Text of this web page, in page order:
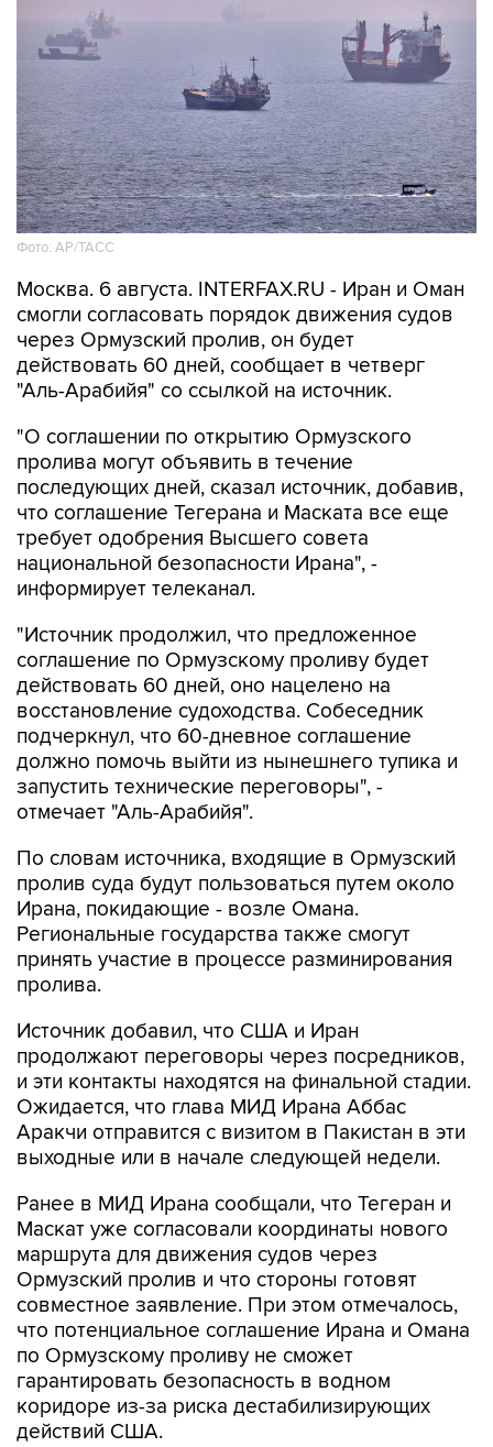
Фото: AP/ТАСС
Москва. 6 августа. INTERFAX.RU - Иран и Оман
смогли согласовать порядок движения судов
через Ормузский пролив, он будет
действовать 60 дней, сообщает в четверг
"Аль-Арабийя" со ссылкой на источник.
"О соглашении по открытию Ормузского
пролива могут объявить в течение
последующих дней, сказал источник, добавив,
что соглашение Тегерана и Маската все еще
требует одобрения Высшего совета
национальной безопасности Ирана", -
информирует телеканал.
"Источник продолжил, что предложенное
соглашение по Ормузскому проливу будет
действовать 60 дней, оно нацелено на
восстановление судоходства. Собеседник
подчеркнул, что 60-дневное соглашение
должно помочь выйти из нынешнего тупика и
запустить технические переговоры", -
отмечает "Аль-Арабийя".
По словам источника, входящие в Ормузский
пролив суда будут пользоваться путем около
Ирана, покидающие - возле Омана.
Региональные государства также смогут
принять участие в процессе разминирования
пролива.
Источник добавил, что США и Иран
продолжают переговоры через посредников,
и эти контакты находятся на финальной стадии.
Ожидается, что глава МИД Ирана Аббас
Аракчи отправится с визитом в Пакистан в эти
выходные или в начале следующей недели.
Ранее в МИД Ирана сообщали, что Тегеран и
Маскат уже согласовали координаты нового
маршрута для движения судов через
Ормузский пролив и что стороны готовят
совместное заявление. При этом отмечалось,
что потенциальное соглашение Ирана и Омана
по Ормузскому проливу не сможет
гарантировать безопасность в водном
коридоре из-за риска дестабилизирующих
действий США.